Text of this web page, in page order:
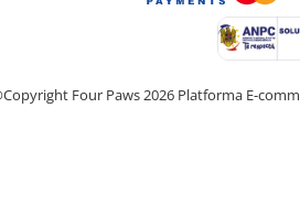
Four Paws 2026 Platforma E-